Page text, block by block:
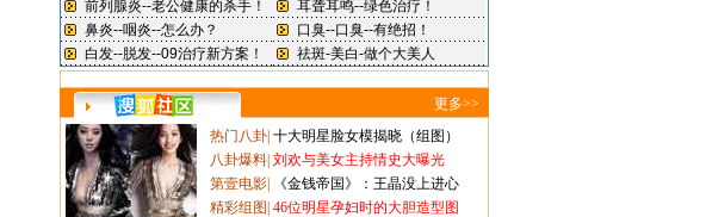
更多>>
热门八卦 十大明星脸女模揭晓（组图）
八卦爆料 刘欢与美女主持情史大曝光
第壹电影
《金钱帝国》：王晶没上进心
精彩组图 46位明星孕妇时的大胆造型图